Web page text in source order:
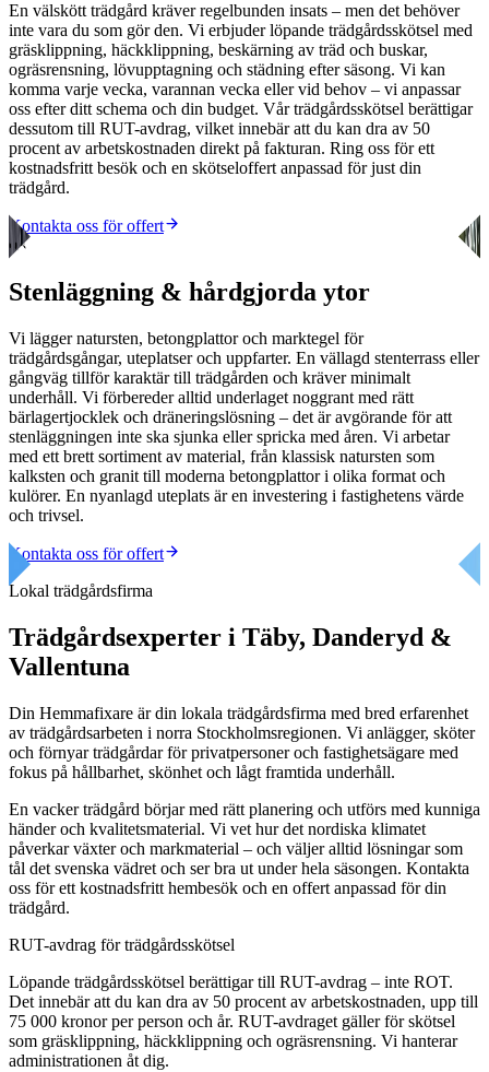
En välskött trädgård kräver regelbunden insats – men det behöver
inte vara du som gör den. Vi erbjuder löpande trädgårdsskötsel med
gräsklippning, häckklippning, beskärning av träd och buskar,
ogräsrensning, lövupptagning och städning efter säsong. Vi kan
komma varje vecka, varannan vecka eller vid behov – vi anpassar
oss efter ditt schema och din budget. Vår trädgårdsskötsel berättigar
dessutom till RUT-avdrag, vilket innebär att du kan dra av 50
procent av arbetskostnaden direkt på fakturan. Ring oss för ett
kostnadsfritt besök och en skötseloffert anpassad för just din
trädgård.
Kontakta oss för offert
03
Stenläggning & hårdgjorda ytor
Vi lägger natursten, betongplattor och marktegel för
trädgårdsgångar, uteplatser och uppfarter. En vällagd stenterrass eller
gångväg tillför karaktär till trädgården och kräver minimalt
underhåll. Vi förbereder alltid underlaget noggrant med rätt
bärlagertjocklek och dräneringslösning – det är avgörande för att
stenläggningen inte ska sjunka eller spricka med åren. Vi arbetar
med ett brett sortiment av material, från klassisk natursten som
kalksten och granit till moderna betongplattor i olika format och
kulörer. En nyanlagd uteplats är en investering i fastighetens värde
och trivsel.
Kontakta oss för offert
Lokal trädgårdsfirma
Trädgårdsexperter i Täby, Danderyd &
Vallentuna
Din Hemmafixare är din lokala trädgårdsfirma med bred erfarenhet
av trädgårdsarbeten i norra Stockholmsregionen. Vi anlägger, sköter
och förnyar trädgårdar för privatpersoner och fastighetsägare med
fokus på hållbarhet, skönhet och lågt framtida underhåll.
En vacker trädgård börjar med rätt planering och utförs med kunniga
händer och kvalitetsmaterial. Vi vet hur det nordiska klimatet
påverkar växter och markmaterial – och väljer alltid lösningar som
tål det svenska vädret och ser bra ut under hela säsongen. Kontakta
oss för ett kostnadsfritt hembesök och en offert anpassad för din
trädgård.
RUT-avdrag för trädgårdsskötsel
Löpande trädgårdsskötsel berättigar till RUT-avdrag – inte ROT.
Det innebär att du kan dra av 50 procent av arbetskostnaden, upp till
75 000 kronor per person och år. RUT-avdraget gäller för skötsel
som gräsklippning, häckklippning och ogräsrensning. Vi hanterar
administrationen åt dig.